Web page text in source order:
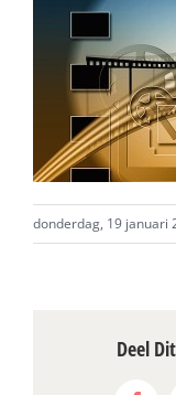
donderdag, 19 januari
Deel